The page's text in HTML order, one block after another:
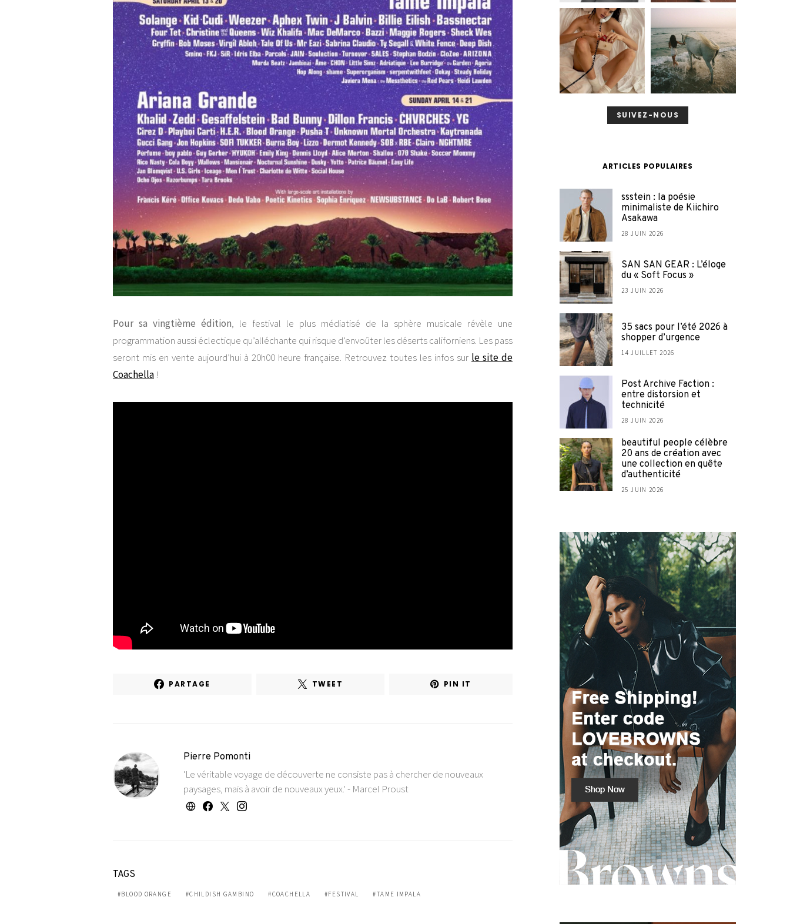
Pour sa vingtième édition, le festival le plus médiatisé de la sphère musicale révèle une
programmation aussi éclectique qu’alléchante qui risque d’envoûter les déserts californiens. Les pass
seront mis en vente aujourd’hui à 20h00 heure française. Retrouvez toutes les infos sur le site de
Coachella !
PARTAGE TWEET PIN IT
Pierre Pomonti
'Le véritable voyage de découverte ne consiste pas à chercher de nouveaux
paysages, mais à avoir de nouveaux yeux.' - Marcel Proust
TAGS
BLOOD ORANGE CHILDISH GAMBINO COACHELLA FESTIVAL TAME IMPALA
SUIVEZ-NOUS
ARTICLES POPULAIRES
ssstein : la poésie
minimaliste de Kiichiro
Asakawa
28 JUIN 2026
SAN SAN GEAR : L’éloge
du « Soft Focus »
23 JUIN 2026
35 sacs pour l’été 2026 à
shopper d’urgence
14 JUILLET 2026
Post Archive Faction :
entre distorsion et
technicité
28 JUIN 2026
beautiful people célèbre
20 ans de création avec
une collection en quête
d’authenticité
25 JUIN 2026